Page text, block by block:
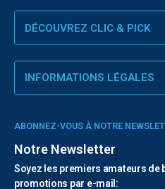
DÉCOUVREZ CLIC & PICK
INFORMATIONS LÉGALES
ABONNEZ-VOUS À NOTRE
Notre Newsletter
Soyez les premiers amateurs de
promotions par e-mail: